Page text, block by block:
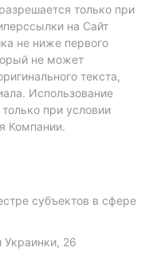
только при
на Сайт
не ниже первого
не может
текста,
Использование
при условии
Компании.
субъектов в сфере
Украинки, 26